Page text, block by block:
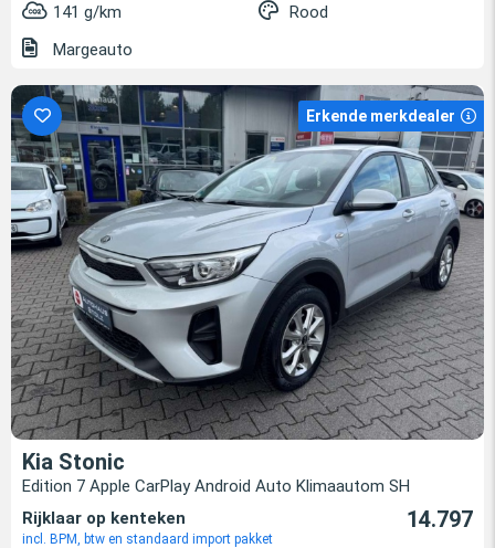
141 g/km
Rood
Margeauto
Erkende merkdealer
Kia Stonic
Edition 7 Apple CarPlay Android Auto Klimaautom SH
Rijklaar op kenteken
incl. BPM, btw en standaard import pakket
14.797